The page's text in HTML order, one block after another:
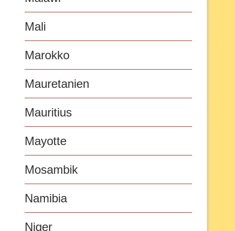
Mali
Marokko
Mauretanien
Mauritius
Mayotte
Mosambik
Namibia
Niger